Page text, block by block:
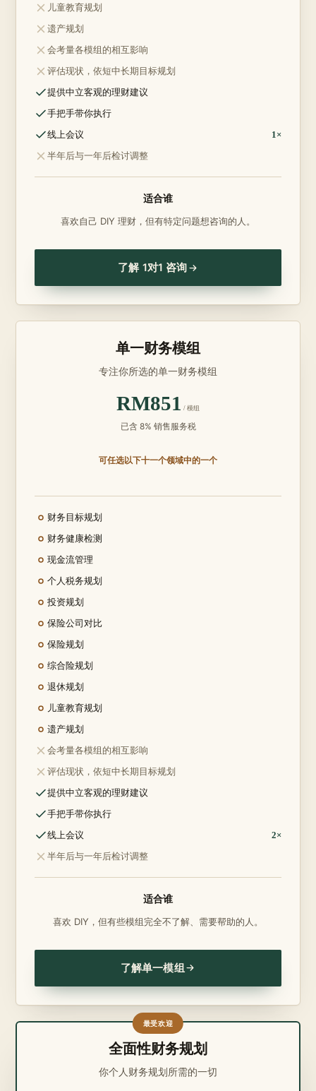
不包含：
儿童教育规划
不包含：
遗产规划
不包含：
会考量各模组的相互影响
不包含：
评估现状，依短中长期目标规划
包含：提供中立客观的理财建议
包含：手把手带你执行
包含：线上会议 1×
不包含：
半年后与一年后检讨调整
适合谁
喜欢自己 DIY 理财，但有特定问题想咨询的人。
了解 1对1 咨询
单一财务模组
专注你所选的单一财务模组
RM851 / 模组
已含 8% 销售服务税
可任选以下十一个领域中的一个
任选其一：
财务目标规划
任选其一：
财务健康检测
任选其一：
现金流管理
任选其一：
个人税务规划
任选其一：
投资规划
任选其一：
保险公司对比
任选其一：
保险规划
任选其一：
综合险规划
任选其一：
退休规划
任选其一：
儿童教育规划
任选其一：
遗产规划
不包含：
会考量各模组的相互影响
不包含：
评估现状，依短中长期目标规划
包含：提供中立客观的理财建议
包含：手把手带你执行
包含：线上会议 2×
不包含：
半年后与一年后检讨调整
适合谁
喜欢 DIY，但有些模组完全不了解、需要帮助的人。
了解单一模组
最受欢迎
全面性财务规划
你个人财务规划所需的一切